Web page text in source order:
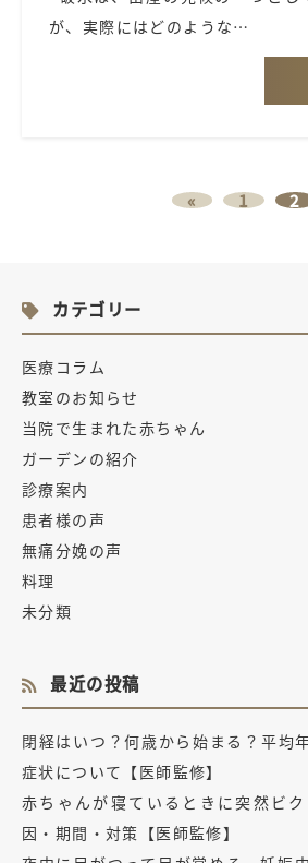
が、実際にはどのような…
« 1 2
カテゴリー
医療コラム
教室のお知らせ
当院で生まれた赤ちゃん
ガーデンの紹介
診療案内
患者様の声
無痛分娩の声
料理
未分類
最近の投稿
閉経はいつ？何歳から始まる？平均
症状について【医師監修】
赤ちゃんが寝ているときに突然ビ
因・期間・対策【医師監修】